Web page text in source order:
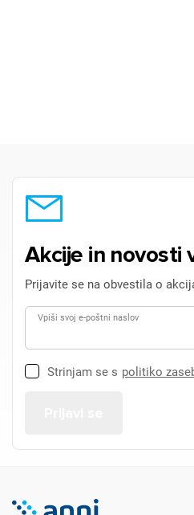
Akcije in novosti
Prijavite se na obvestila o
Vpiši svoj e-poštni naslov
Strinjam se s politiko